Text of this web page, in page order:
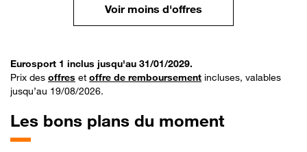
Voir moins d'offres
Eurosport 1 inclus jusqu'au 31/01/2029.
Prix des offres et offre de remboursement incluses, valables
jusqu’au 19/08/2026.
Les bons plans du moment